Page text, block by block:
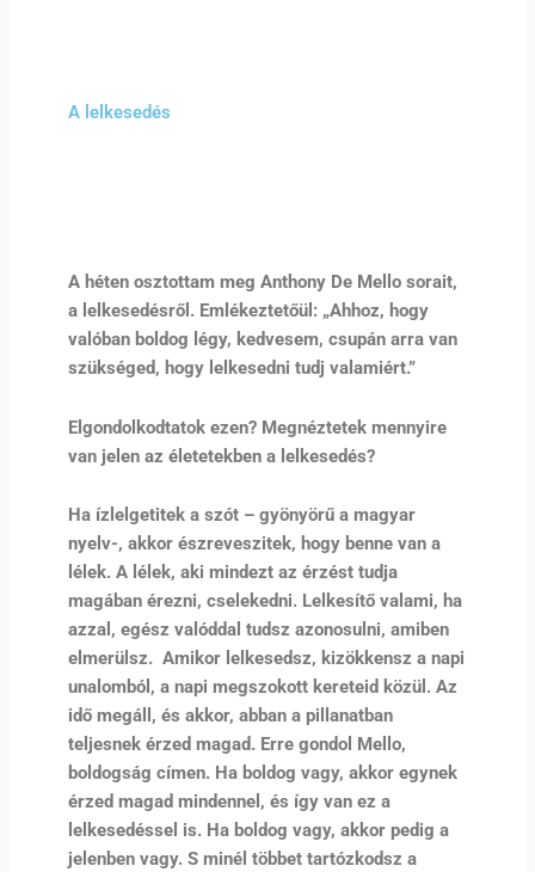
A lelkesedés
A héten osztottam meg Anthony De Mello sorait,
a lelkesedésről. Emlékeztetőül: „Ahhoz, hogy
valóban boldog légy, kedvesem, csupán arra van
szükséged, hogy lelkesedni tudj valamiért.”
Elgondolkodtatok ezen? Megnéztetek mennyire
van jelen az életetekben a lelkesedés?
Ha ízlelgetitek a szót – gyönyörű a magyar
nyelv-, akkor észreveszitek, hogy benne van a
lélek. A lélek, aki mindezt az érzést tudja
magában érezni, cselekedni. Lelkesítő valami, ha
azzal, egész valóddal tudsz azonosulni, amiben
elmerülsz. Amikor lelkesedsz, kizökkensz a napi
unalomból, a napi megszokott kereteid közül. Az
idő megáll, és akkor, abban a pillanatban
teljesnek érzed magad. Erre gondol Mello,
boldogság címen. Ha boldog vagy, akkor egynek
érzed magad mindennel, és így van ez a
lelkesedéssel is. Ha boldog vagy, akkor pedig a
jelenben vagy. S minél többet tartózkodsz a